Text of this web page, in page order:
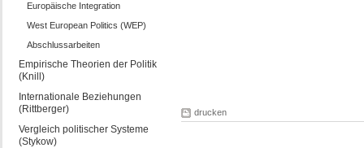
Europäische Integration
West European Politics (WEP)
Abschlussarbeiten
Empirische Theorien der Politik
(Knill)
Internationale Beziehungen
(Rittberger)
Vergleich politischer Systeme
(Stykow)
drucken